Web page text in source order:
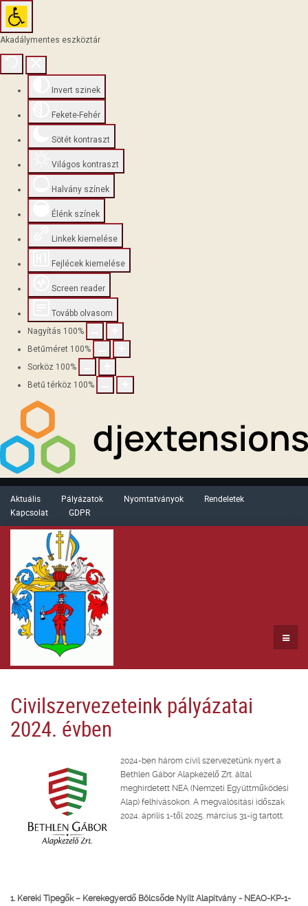
Akadálymentes eszköztár
Invert szinek
Fekete-Fehér
Sötét kontraszt
Világos kontraszt
Halvány színek
Élénk színek
Linkek kiemelése
Fejlécek kiemelése
Screen reader
Tovább olvasom
Nagyítás 100%
Betűméret 100%
Sorköz 100%
Betű térköz 100%
Aktuális Pályázatok Nyomtatványok
Rendeletek
Kapcsolat
GDPR
Civilszervezeteink pályázatai
2024. évben
2024-ben három civil szervezetünk nyert a
Bethlen Gábor Alapkezelő Zrt. által
meghirdetett NEA (Nemzeti Együttműködési
Alap) felhívásokon. A megvalósítási időszak
2024. április 1-től 2025. március 31-ig tartott.
1. Kereki Tipegők – Kerekegyerdő Bölcsőde Nyílt Alapítvány - NEAO-KP-1-